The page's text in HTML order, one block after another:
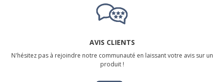
AVIS CLIENTS
N'hésitez pas à rejoindre notre communauté en laissant votre avis sur un
produit !